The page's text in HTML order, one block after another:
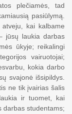
plečiamės, tad
pasiūlymą.
kai kalbame
jūsų laukia darbas
ūkyje; reikalingi
vairuotojai;
kokia darbo
svajonė išsipildys.
ne tik įvairias šalis
ir tuomet, kai
darbas studentams;